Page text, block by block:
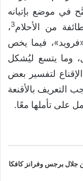
في موضع بإتيانه
من الأحلام3،
فيما يخص
وما يتسع ليُشكل
لتفسير بعض
التعريف بالأقنعة
على تأملها معًا.
جلال برجس وفرانز كافكا